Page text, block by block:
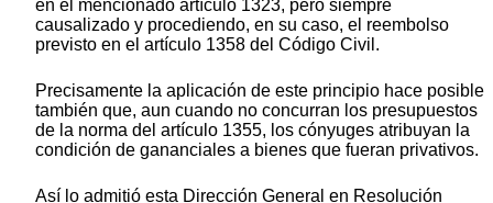
en el mencionado artículo 1323, pero siempre
causalizado y procediendo, en su caso, el reembolso
previsto en el artículo 1358 del Código Civil.
Precisamente la aplicación de este principio hace posible
también que, aun cuando no concurran los presupuestos
de la norma del artículo 1355, los cónyuges atribuyan la
condición de gananciales a bienes que fueran privativos.
Así lo admitió esta Dirección General en Resolución